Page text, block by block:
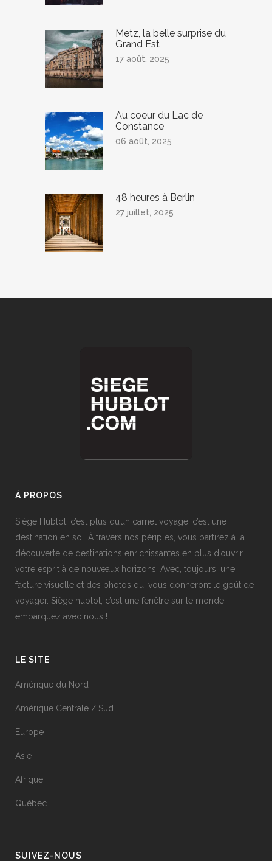
Metz, la belle surprise du
Grand Est
17 août, 2025
Au coeur du Lac de
Constance
06 août, 2025
48 heures à Berlin
27 juillet, 2025
À PROPOS
Siège Hublot, c’est plus qu’un carnet voyage, c’est une
destination en soi. À travers nos périples, vous partirez à la
découverte de destinations enrichissantes en plus d’ouvrir
votre esprit à de nouveaux horizons. Avec, toujours, une
facture visuelle et des photos qui vous donneront le goût de
voyager. Siège hublot, c’est une fenêtre sur le monde,
embarquez avec nous !
LE SITE
Amérique du Nord
Amérique Centrale / Sud
Europe
Asie
Afrique
Québec
SUIVEZ-NOUS